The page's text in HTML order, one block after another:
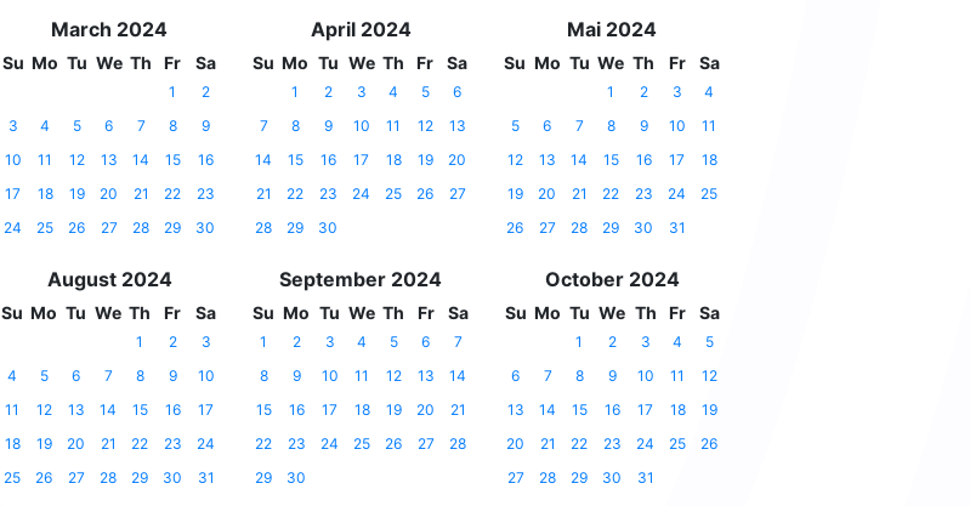
March 2024
Su Mo Tu We Th Fr Sa
1
2
3
4 5 6 7 8
9
10
11 12 13 14 15
16
17
18 19 20 21 22
23
24
25 26 27 28 29 30
April 2024
Su Mo Tu We Th Fr Sa
1 2 3 4 5
6
7
8 9 10 11 12
13
14
15 16 17 18 19
20
21
22 23 24 25 26
27
28
29 30
Mai 2024
Su Mo Tu We Th Fr Sa
1 2 3
4
5
6 7 8 9 10
11
12
13 14 15 16 17
18
19
20 21 22 23 24
25
26
27 28 29 30 31
August 2024
Su Mo Tu We Th Fr Sa
1 2
3
4
5 6 7 8 9
10
11
12 13 14 15 16
17
18
19 20 21 22 23
24
25
26 27 28 29 30 31
September 2024
Su Mo Tu We Th Fr Sa
1 2 3 4 5 6
7
8
9 10 11 12 13
14
15
16 17 18 19 20
21
22
23 24 25 26 27
28
29
30
October 2024
Su Mo Tu We Th Fr Sa
1 2 3 4
5
6
7 8 9 10 11
12
13
14 15 16 17 18
19
20
21 22 23 24 25
26
27
28 29 30 31